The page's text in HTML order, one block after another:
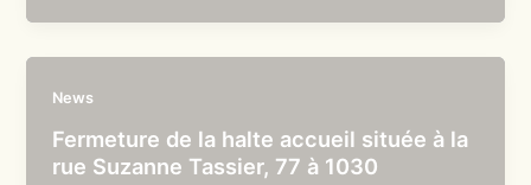
News
Fermeture de la halte accueil située à la
rue Suzanne Tassier, 77 à 1030